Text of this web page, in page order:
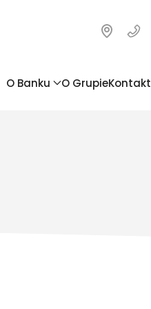
O Banku O GrupieKontakt